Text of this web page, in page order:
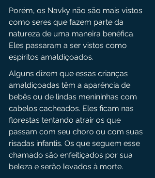
Porém, os Navky não são mais vistos
como seres que fazem parte da
natureza de uma maneira benéfica.
Eles passaram a ser vistos como
espíritos amaldiçoados.
Alguns dizem que essas crianças
amaldiçoadas têm a aparência de
bebês ou de lindas menininhas com
cabelos cacheados. Eles ficam nas
florestas tentando atrair os que
passam com seu choro ou com suas
risadas infantis. Os que seguem esse
chamado são enfeitiçados por sua
beleza e serão levados à morte.